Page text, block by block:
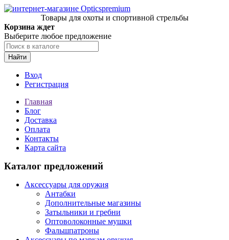
Товары для охоты и спортивной стрельбы
Корзина ждет
Выберите любое предложение
Найти
Вход
Регистрация
Главная
Блог
Доставка
Оплата
Контакты
Карта сайта
Каталог предложений
Аксессуары для оружия
Антабки
Дополнительные магазины
Затыльники и гребни
Оптоволоконные мушки
Фальшпатроны